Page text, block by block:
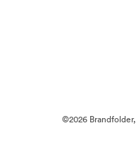
©2026